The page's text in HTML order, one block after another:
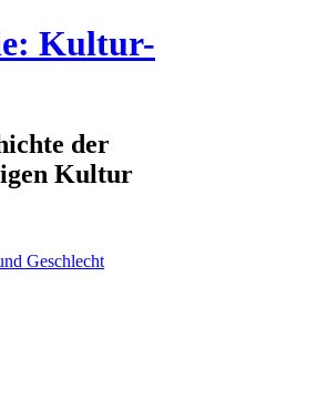
Kultur-
der
Kultur
Geschlecht